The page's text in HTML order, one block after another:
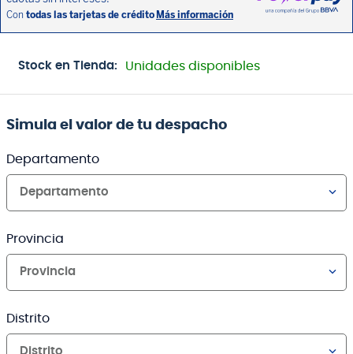
Stock en Tienda: Unidades disponibles
Simula el valor de tu despacho
Departamento
Departamento
Provincia
Provincia
Distrito
Distrito